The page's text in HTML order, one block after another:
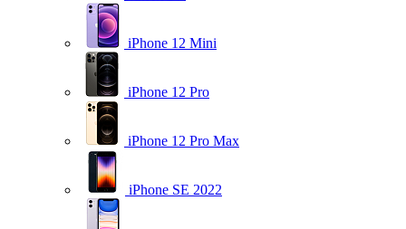
iPhone 12 Mini
iPhone 12 Pro
iPhone 12 Pro Max
iPhone SE 2022